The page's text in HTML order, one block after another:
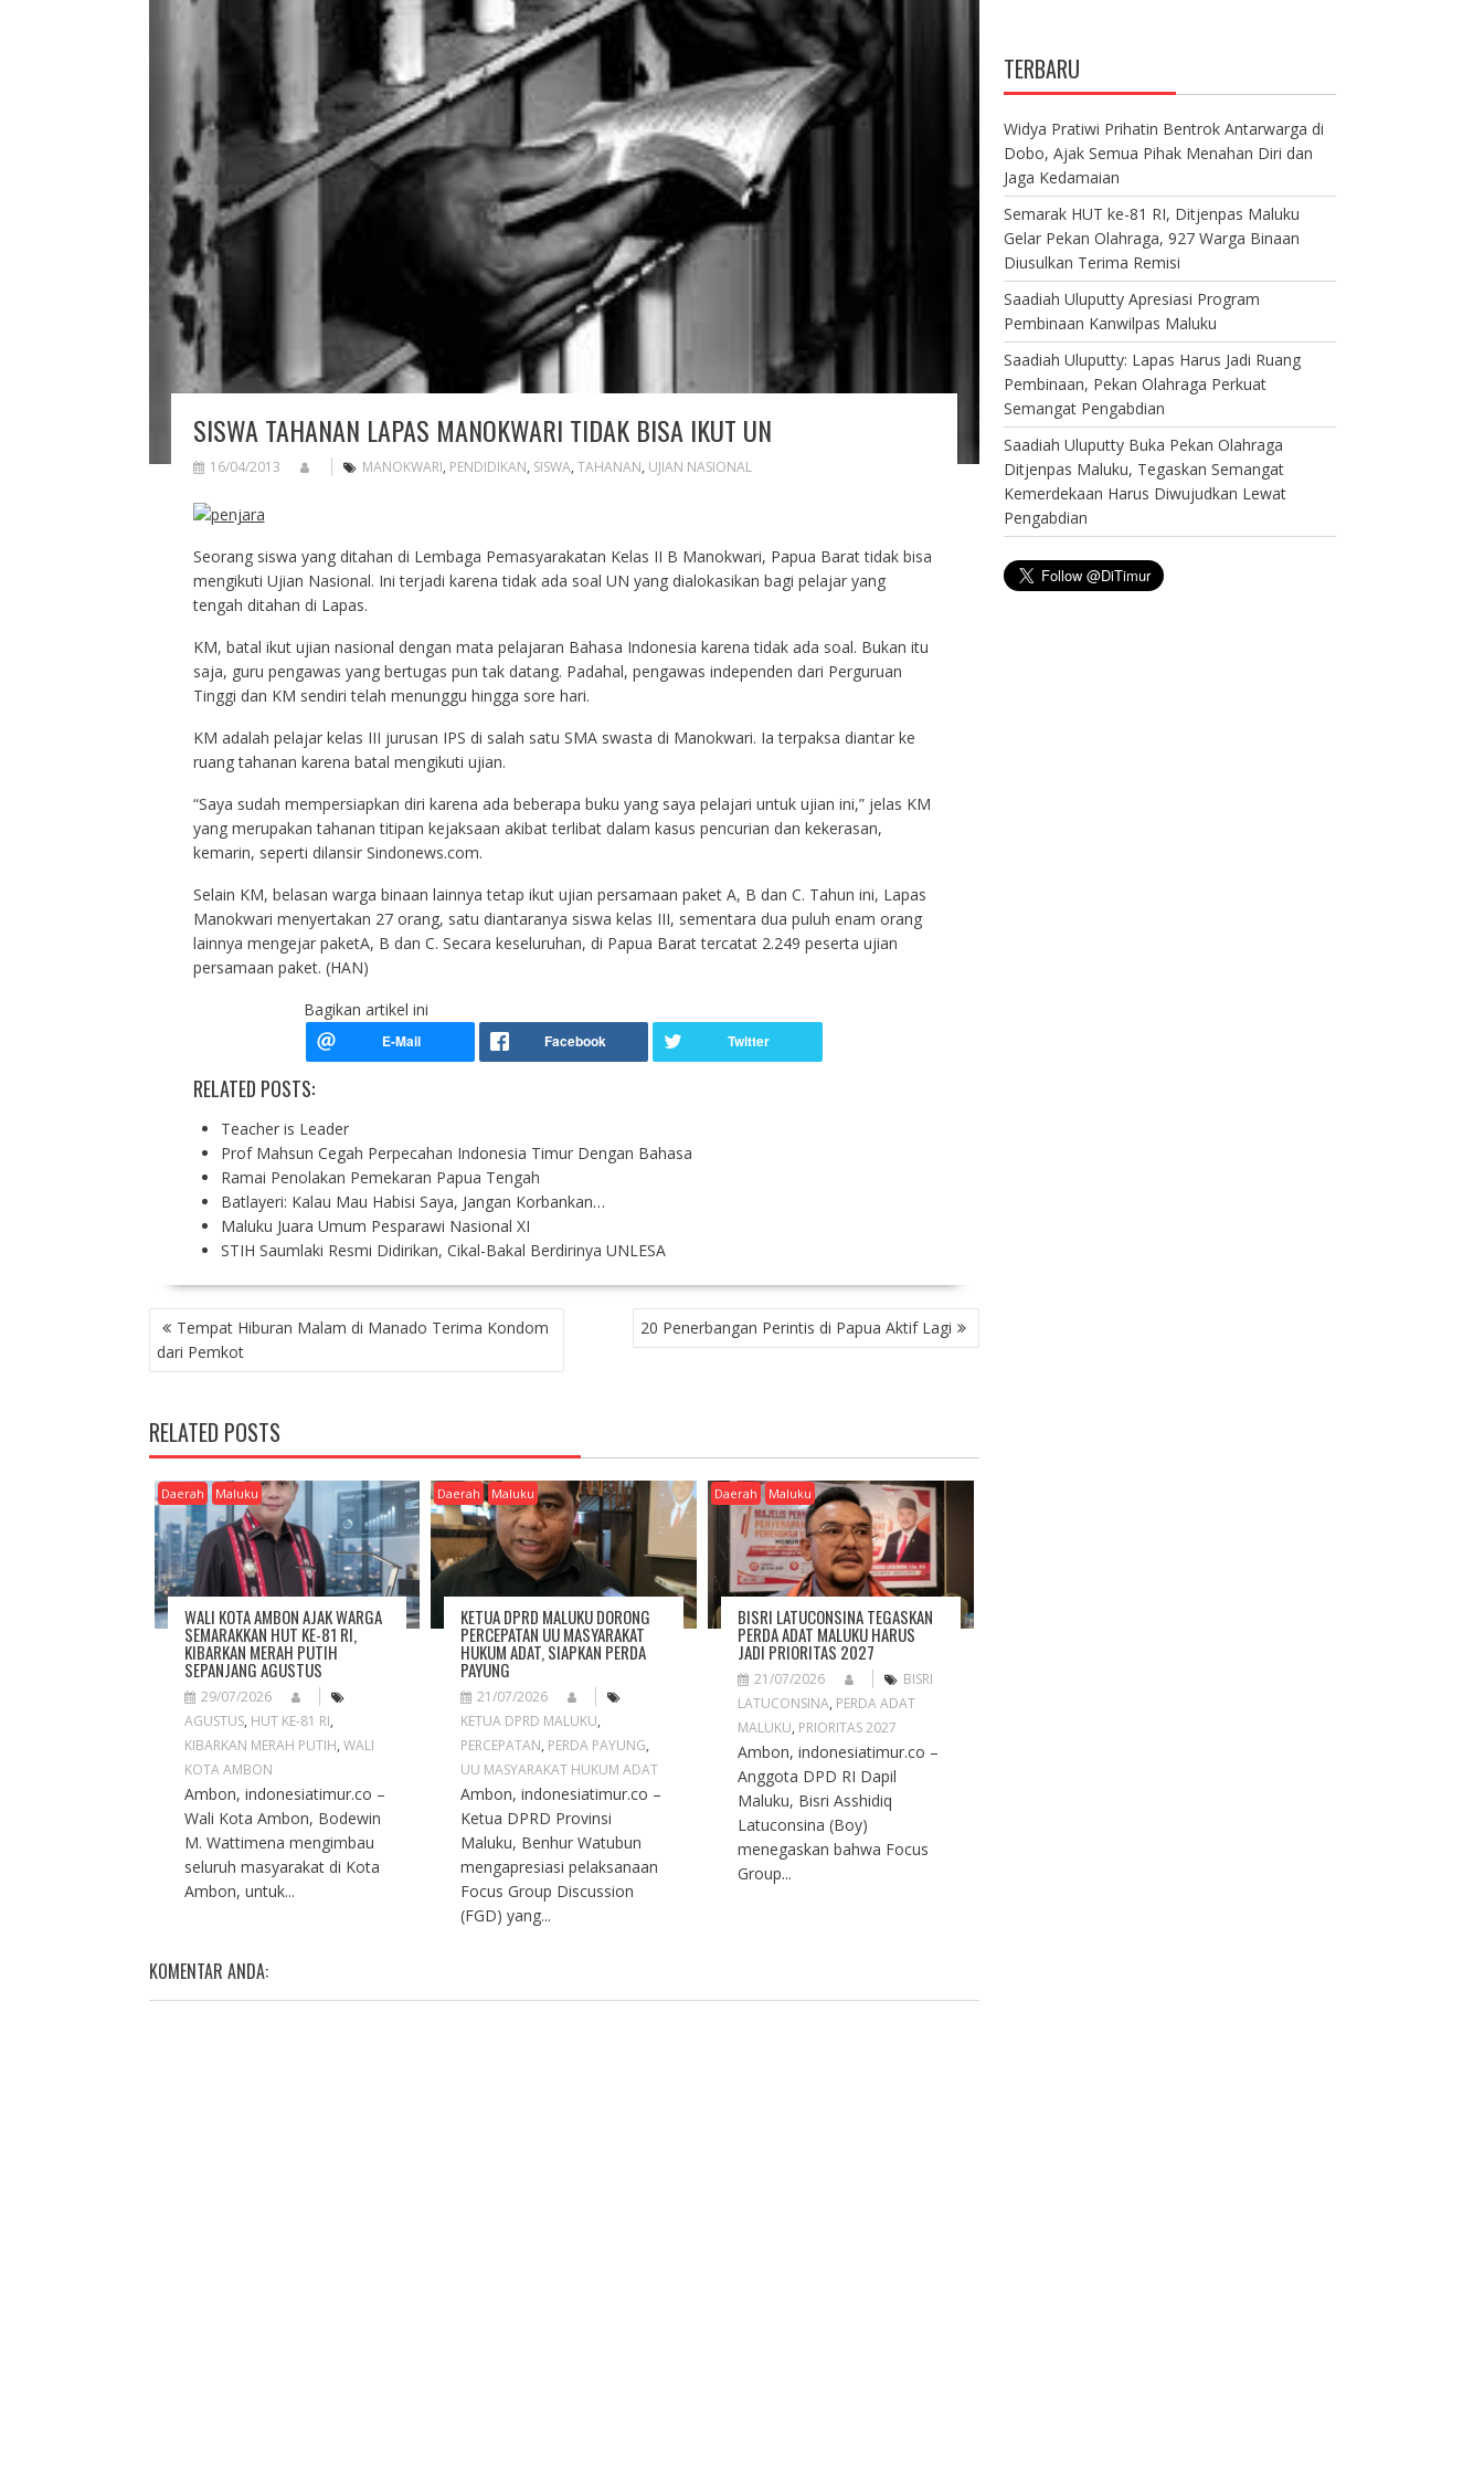
SISWA TAHANAN LAPAS MANOKWARI TIDAK BISA IKUT UN
16/04/2013 MANOKWARI, PENDIDIKAN, SISWA, TAHANAN, UJIAN NASIONAL
Seorang siswa yang ditahan di Lembaga Pemasyarakatan Kelas II B Manokwari, Papua Barat tidak bisa
mengikuti Ujian Nasional. Ini terjadi karena tidak ada soal UN yang dialokasikan bagi pelajar yang
tengah ditahan di Lapas.
KM, batal ikut ujian nasional dengan mata pelajaran Bahasa Indonesia karena tidak ada soal. Bukan itu
saja, guru pengawas yang bertugas pun tak datang. Padahal, pengawas independen dari Perguruan
Tinggi dan KM sendiri telah menunggu hingga sore hari.
KM adalah pelajar kelas III jurusan IPS di salah satu SMA swasta di Manokwari. Ia terpaksa diantar ke
ruang tahanan karena batal mengikuti ujian.
“Saya sudah mempersiapkan diri karena ada beberapa buku yang saya pelajari untuk ujian ini,” jelas KM
yang merupakan tahanan titipan kejaksaan akibat terlibat dalam kasus pencurian dan kekerasan,
kemarin, seperti dilansir Sindonews.com.
Selain KM, belasan warga binaan lainnya tetap ikut ujian persamaan paket A, B dan C. Tahun ini, Lapas
Manokwari menyertakan 27 orang, satu diantaranya siswa kelas III, sementara dua puluh enam orang
lainnya mengejar paketA, B dan C. Secara keseluruhan, di Papua Barat tercatat 2.249 peserta ujian
persamaan paket. (HAN)
Bagikan artikel ini
RELATED POSTS:
Teacher is Leader
Prof Mahsun Cegah Perpecahan Indonesia Timur Dengan Bahasa
Ramai Penolakan Pemekaran Papua Tengah
Batlayeri: Kalau Mau Habisi Saya, Jangan Korbankan…
Maluku Juara Umum Pesparawi Nasional XI
STIH Saumlaki Resmi Didirikan, Cikal-Bakal Berdirinya UNLESA
P
O
S
N
A
V
G
A
T
O
N
Tempat Hiburan Malam di Manado Terima Kondom
dari Pemkot
20 Penerbangan Perintis di Papua Aktif Lagi
RELATED POSTS
Daerah Maluku
WALI KOTA AMBON AJAK WARGA
SEMARAKKAN HUT KE-81 RI,
KIBARKAN MERAH PUTIH
SEPANJANG AGUSTUS
29/07/2026
AGUSTUS, HUT KE-81 RI,
KIBARKAN MERAH PUTIH, WALI
KOTA AMBON
Ambon, indonesiatimur.co –
Wali Kota Ambon, Bodewin
M. Wattimena mengimbau
seluruh masyarakat di Kota
Ambon, untuk...
Daerah Maluku
KETUA DPRD MALUKU DORONG
PERCEPATAN UU MASYARAKAT
HUKUM ADAT, SIAPKAN PERDA
PAYUNG
21/07/2026
KETUA DPRD MALUKU,
PERCEPATAN, PERDA PAYUNG,
UU MASYARAKAT HUKUM ADAT
Ambon, indonesiatimur.co –
Ketua DPRD Provinsi
Maluku, Benhur Watubun
mengapresiasi pelaksanaan
Focus Group Discussion
(FGD) yang...
Daerah Maluku
BISRI LATUCONSINA TEGASKAN
PERDA ADAT MALUKU HARUS
JADI PRIORITAS 2027
21/07/2026
BISRI
LATUCONSINA, PERDA ADAT
MALUKU, PRIORITAS 2027
Ambon, indonesiatimur.co –
Anggota DPD RI Dapil
Maluku, Bisri Asshidiq
Latuconsina (Boy)
menegaskan bahwa Focus
Group...
KOMENTAR ANDA:
TERBARU
Widya Pratiwi Prihatin Bentrok Antarwarga di
Dobo, Ajak Semua Pihak Menahan Diri dan
Jaga Kedamaian
Semarak HUT ke-81 RI, Ditjenpas Maluku
Gelar Pekan Olahraga, 927 Warga Binaan
Diusulkan Terima Remisi
Saadiah Uluputty Apresiasi Program
Pembinaan Kanwilpas Maluku
Saadiah Uluputty: Lapas Harus Jadi Ruang
Pembinaan, Pekan Olahraga Perkuat
Semangat Pengabdian
Saadiah Uluputty Buka Pekan Olahraga
Ditjenpas Maluku, Tegaskan Semangat
Kemerdekaan Harus Diwujudkan Lewat
Pengabdian